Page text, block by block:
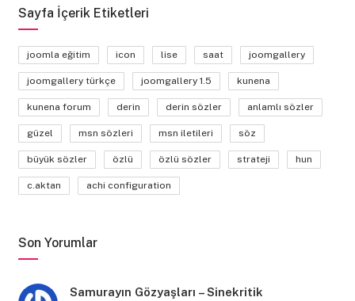
Sayfa İçerik Etiketleri
joomla eğitim icon lise saat joomgallery
joomgallery türkçe joomgallery 1.5 kunena
kunena forum derin derin sözler anlamlı sözler
güzel msn sözleri msn iletileri söz
büyük sözler özlü özlü sözler strateji hun
c.aktan achi configuration
Son Yorumlar
Samurayın Gözyaşları – Sinekritik